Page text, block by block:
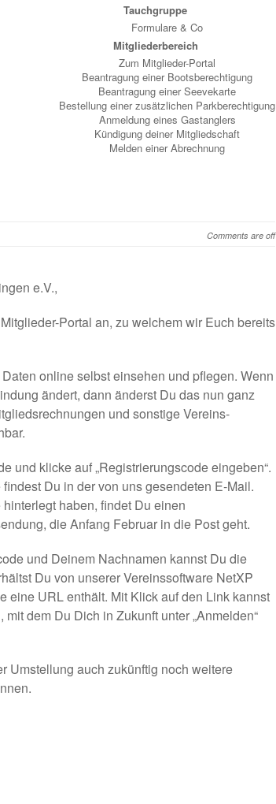
Tauchgruppe
Formulare & Co
Mitgliederbereich
Zum Mitglieder-Portal
Beantragung einer Bootsberechtigung
Beantragung einer Seevekarte
Bestellung einer zusätzlichen Parkberechtigung
Anmeldung eines Gastanglers
Kündigung deiner Mitgliedschaft
Melden einer Abrechnung
Comments are off
e.V.,
Portal an, zu welchem wir Euch bereits
online selbst einsehen und pflegen. Wenn
ändert, dann änderst Du das nun ganz
und sonstige Vereins-
und klicke auf „Registrierungscode eingeben“.
Du in der von uns gesendeten E-Mail.
haben, findet Du einen
die Anfang Februar in die Post geht.
und Deinem Nachnamen kannst Du die
Du von unserer Vereinssoftware NetXP
eine URL enthält. Mit Klick auf den Link kannst
dem Du Dich in Zukunft unter „Anmelden“
Umstellung auch zukünftig noch weitere